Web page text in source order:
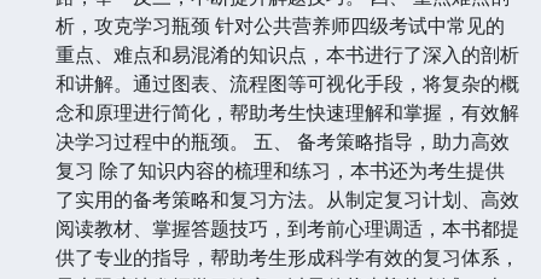
析，攻克学习瓶颈 针对公共营养师四级考试中常见的
重点、难点和易混淆的知识点，本书进行了深入的剖析
和讲解。通过图表、流程图等可视化手段，将复杂的概
念和原理进行简化，帮助考生快速理解和掌握，有效解
决学习过程中的瓶颈。 五、 备考策略指导，助力高效
复习 除了知识内容的梳理和练习，本书还为考生提供
了实用的备考策略和复习方法。从制定复习计划、高效
阅读教材、掌握答题技巧，到考前心理调适，本书都提
供了专业的指导，帮助考生形成科学有效的复习体系，